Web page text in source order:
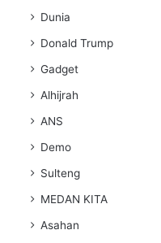
Dunia
Donald Trump
Gadget
Alhijrah
ANS
Demo
Sulteng
MEDAN KITA
Asahan